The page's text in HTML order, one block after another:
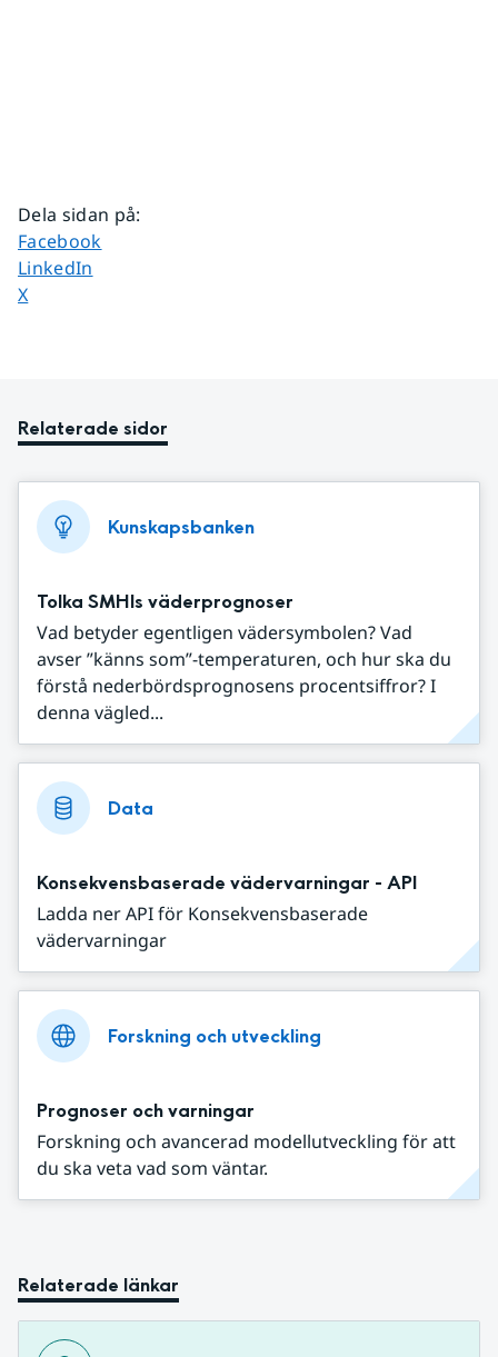
Dela sidan på:
Dela sidan på
Facebook
Dela sidan på
LinkedIn
Dela sidan på
X
Relaterade sidor
Kunskapsbanken
Tolka SMHIs väderprognoser
Vad betyder egentligen vädersymbolen? Vad
avser ”känns som”-temperaturen, och hur ska du
förstå nederbördsprognosens procentsiffror? I
denna vägled...
Data
Konsekvensbaserade vädervarningar - API
Ladda ner API för Konsekvensbaserade
vädervarningar
Forskning och utveckling
Prognoser och varningar
Forskning och avancerad modellutveckling för att
du ska veta vad som väntar.
Relaterade länkar